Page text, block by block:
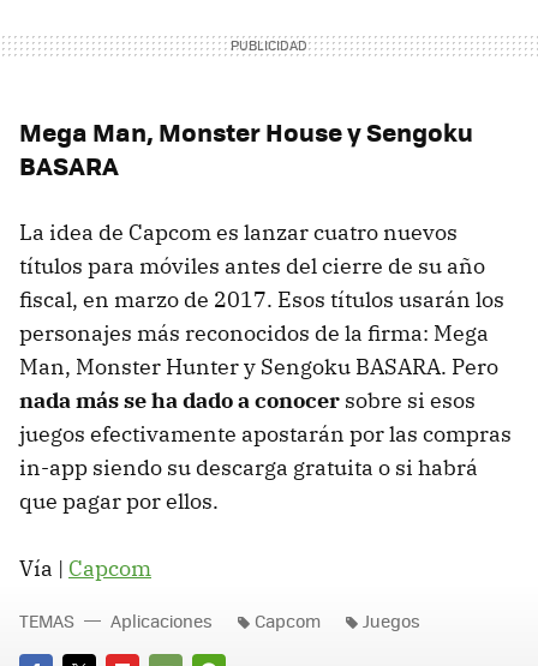
Mega Man, Monster House y Sengoku
BASARA
La idea de Capcom es lanzar cuatro nuevos
títulos para móviles antes del cierre de su año
fiscal, en marzo de 2017. Esos títulos usarán los
personajes más reconocidos de la firma: Mega
Man, Monster Hunter y Sengoku BASARA. Pero
nada más se ha dado a conocer sobre si esos
juegos efectivamente apostarán por las compras
in-app siendo su descarga gratuita o si habrá
que pagar por ellos.
Vía | Capcom
TEMAS Aplicaciones Capcom Juegos